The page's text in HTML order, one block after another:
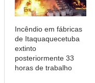
Incêndio em fábricas
de Itaquaquecetuba
extinto
posteriormente 33
horas de trabalho